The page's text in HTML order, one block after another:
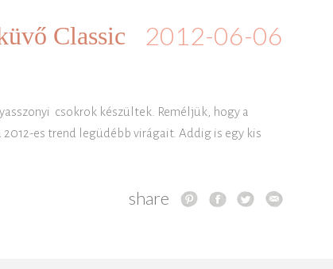
Classic
2012-06-06
csokrok készültek. Reméljük, hogy a
es trend legüdébb virágait. Addig is egy kis
share